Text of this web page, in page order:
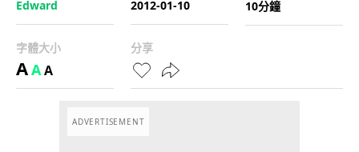
Edward
2012-01-10
10分鐘
字體大小
AAA
分享
ADVERTISEMENT